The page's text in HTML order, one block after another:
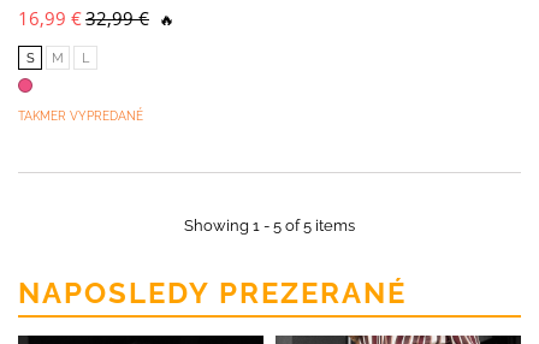
16,99 €32,99 € 🔥
S M L
TAKMER VYPREDANÉ
Showing 1 - 5 of 5 items
NAPOSLEDY PREZERANÉ